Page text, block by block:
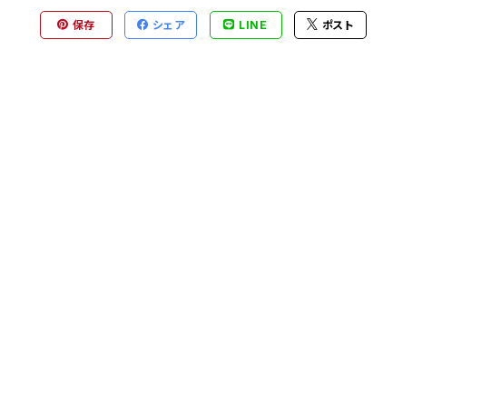
保存 シェア LINE ポスト